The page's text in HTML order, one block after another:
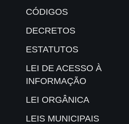
CÓDIGOS
DECRETOS
ESTATUTOS
LEI DE ACESSO À
INFORMAÇÃO
LEI ORGÂNICA
LEIS MUNICIPAIS